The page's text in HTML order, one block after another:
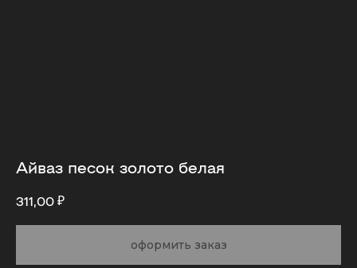
Айваз песок золото белая
311,00 ₽
оформить заказ